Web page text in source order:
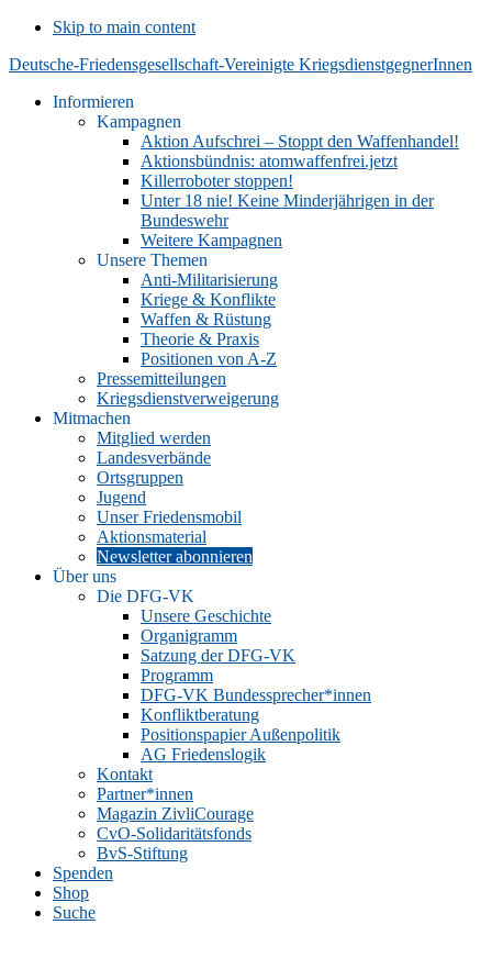
Skip to main content
Deutsche-Friedensgesellschaft-Vereinigte KriegsdienstgegnerInnen
Informieren
Kampagnen
Aktion Aufschrei – Stoppt den Waffenhandel!
Aktionsbündnis: atomwaffenfrei.jetzt
Killerroboter stoppen!
Unter 18 nie! Keine Minderjährigen in der
Bundeswehr
Weitere Kampagnen
Unsere Themen
Anti-Militarisierung
Kriege & Konflikte
Waffen & Rüstung
Theorie & Praxis
Positionen von A-Z
Pressemitteilungen
Kriegsdienstverweigerung
Mitmachen
Mitglied werden
Landesverbände
Ortsgruppen
Jugend
Unser Friedensmobil
Aktionsmaterial
Newsletter abonnieren
Über uns
Die DFG-VK
Unsere Geschichte
Organigramm
Satzung der DFG-VK
Programm
DFG-VK Bundessprecher*innen
Konfliktberatung
Positionspapier Außenpolitik
AG Friedenslogik
Kontakt
Partner*innen
Magazin ZivliCourage
CvO-Solidaritätsfonds
BvS-Stiftung
Spenden
Shop
Suche